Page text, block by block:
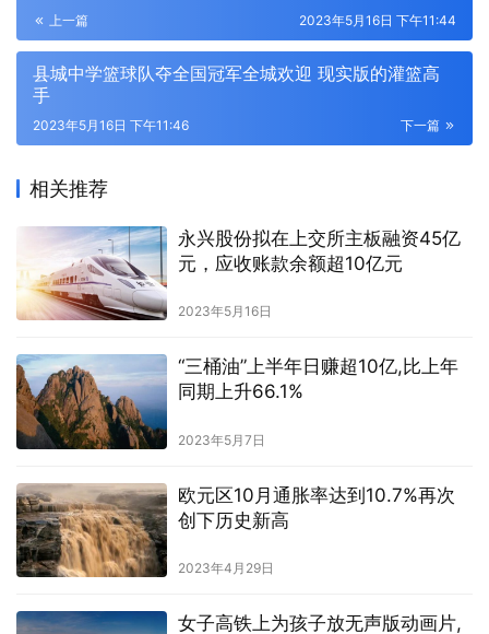
上一篇 2023年5月16日 下午11:44
县城中学篮球队夺全国冠军全城欢迎 现实版的灌篮高
手
下一篇
2023年5月16日 下午11:46
相关推荐
永兴股份拟在上交所主板融资45亿
元，应收账款余额超10亿元
2023年5月16日
“三桶油”上半年日赚超10亿,比上年
同期上升66.1%
2023年5月7日
欧元区10月通胀率达到10.7%再次
创下历史新高
2023年4月29日
女子高铁上为孩子放无声版动画片,